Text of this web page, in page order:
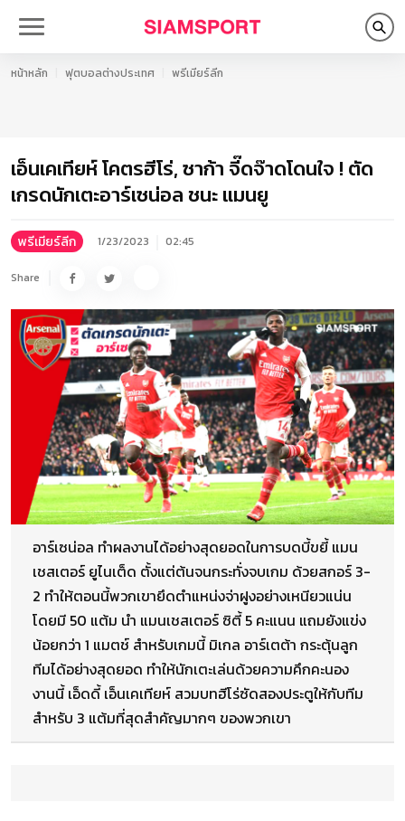
หน้าหลัก ฟุตบอลต่างประเทศ พรีเมียร์ลีก
เอ็นเคเทียห์ โคตรฮีโร่, ซาก้า จี๊ดจ๊าดโดนใจ ! ตัด
เกรดนักเตะอาร์เซน่อล ชนะ แมนยู
พรีเมียร์ลีก 1/23/2023 02:45
Share
อาร์เซน่อล ทำผลงานได้อย่างสุดยอดในการบดบี้ขยี้ แมน
เชสเตอร์ ยูไนเต็ด ตั้งแต่ต้นจนกระทั่งจบเกม ด้วยสกอร์ 3-
2 ทำให้ตอนนี้พวกเขายึดตำแหน่งจ่าฝูงอย่างเหนียวแน่น
โดยมี 50 แต้ม นำ แมนเชสเตอร์ ซิตี้ 5 คะแนน แถมยังแข่ง
น้อยกว่า 1 แมตช์ สำหรับเกมนี้ มิเกล อาร์เตต้า กระตุ้นลูก
ทีมได้อย่างสุดยอด ทำให้นักเตะเล่นด้วยความคึกคะนอง
งานนี้ เอ็ดดี้ เอ็นเคเทียห์ สวมบทฮีโร่ซัดสองประตูให้กับทีม
สำหรับ 3 แต้มที่สุดสำคัญมากๆ ของพวกเขา